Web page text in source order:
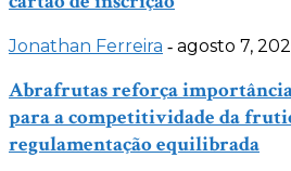
Jonathan Ferreira - agosto 7,
Abrafrutas reforça
para a competitividade da
regulamentação equilibrada